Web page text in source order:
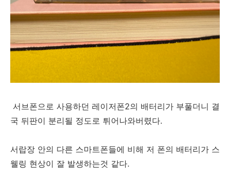
서브폰으로 사용하던 레이저폰2의 배터리가 부풀더니 결
국 뒤판이 분리될 정도로 튀어나와버렸다.
서랍장 안의 다른 스마트폰들에 비해 저 폰의 배터리가 스
웰링 현상이 잘 발생하는것 같다.